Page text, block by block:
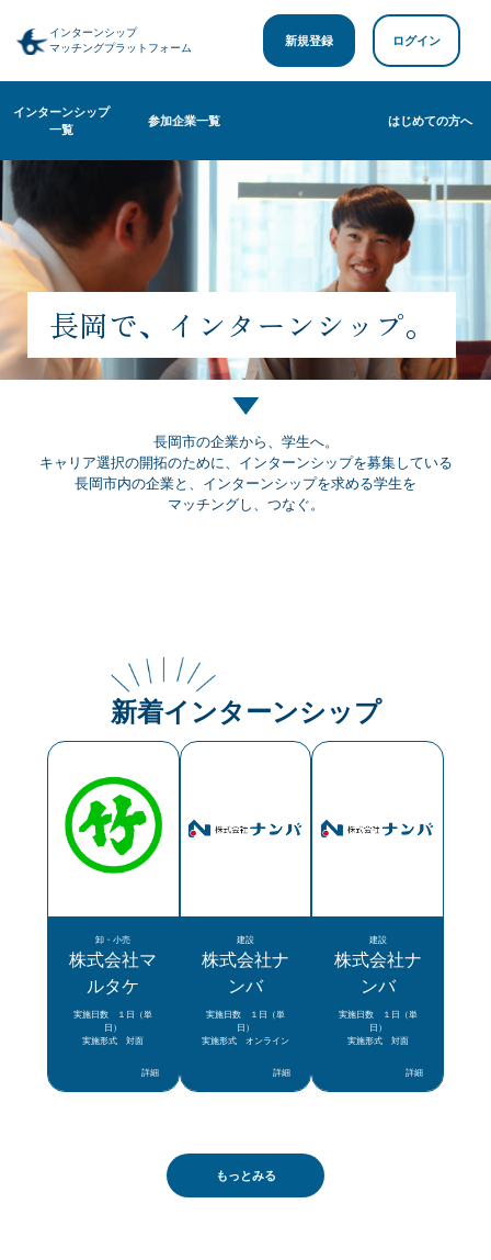
インターンシップ
マッチングプラットフォーム
新規登録 ログイン
インターンシップ
一覧
参加企業一覧 はじめての方へ
長岡で、インターンシップ。
長岡市の企業から、学生へ。
キャリア選択の開拓のために、インターンシップを募集している
長岡市内の企業と、インターンシップを求める学生を
マッチングし、つなぐ。
新着インターンシップ
卸・小売
株式会社マ
ルタケ
実施日数 １日（単
日）
実施形式 対面
詳細
建設
株式会社ナ
ンバ
実施日数 １日（単
日）
実施形式 オンライン
詳細
建設
株式会社ナ
ンバ
実施日数 １日（単
日）
実施形式 対面
詳細
もっとみる